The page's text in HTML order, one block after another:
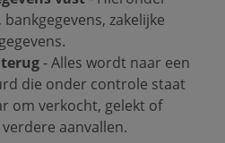
zakelijke
- Alles wordt naar een
die onder controle staat
om verkocht, gelekt of
aanvallen.